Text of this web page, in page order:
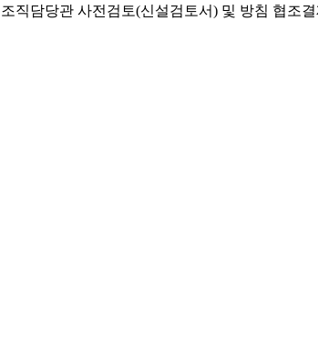
직담당관 사전검토(신설검토서) 및 방침 협조